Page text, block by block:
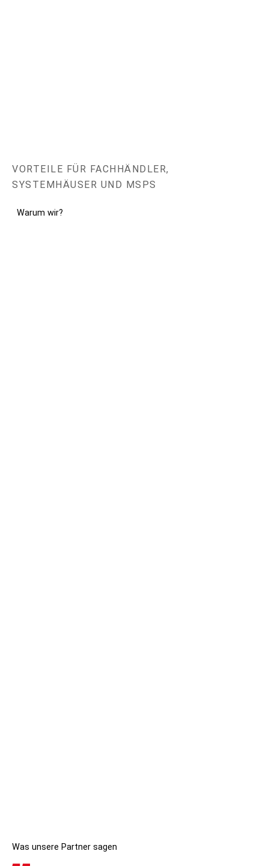
VORTEILE FÜR FACHHÄNDLER,
SYSTEMHÄUSER UND MSPS
Warum wir?
Was unsere Partner sagen